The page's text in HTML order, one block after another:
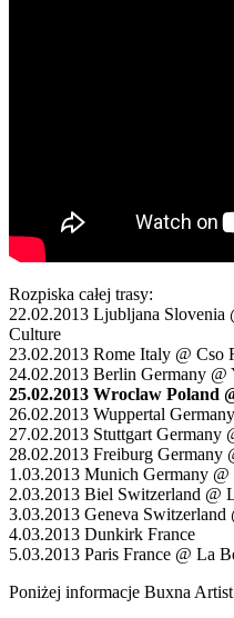
Rozpiska całej trasy:
22.02.2013 Ljubljana Slovenia
Culture
23.02.2013 Rome Italy @ Cso
24.02.2013 Berlin Germany @
25.02.2013 Wroclaw Poland
26.02.2013 Wuppertal
27.02.2013 Stuttgart Germany
28.02.2013 Freiburg Germany
1.03.2013 Munich Germany @
2.03.2013 Biel Switzerland @
3.03.2013 Geneva Switzerland
4.03.2013 Dunkirk France
5.03.2013 Paris France @ La
Poniżej informacje Buxna